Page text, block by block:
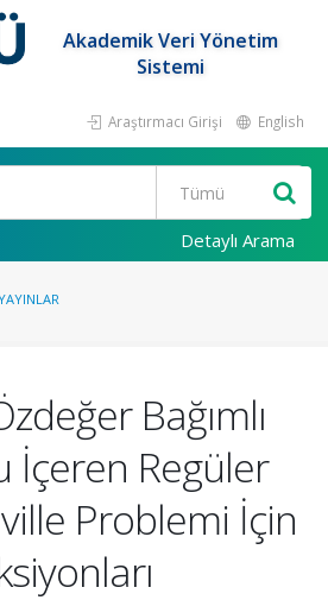
Akademik Veri Yönetim
Sistemi
Araştırmacı Girişi English
Detaylı Arama
Bağımlı
İçeren Regüler
Problemi İçin